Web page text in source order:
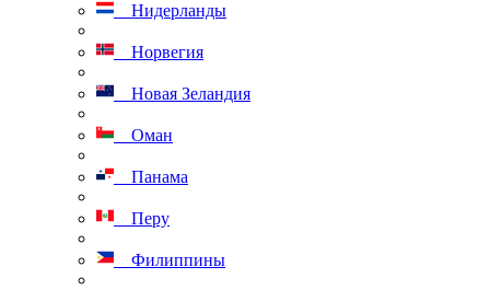
Нидерланды
Норвегия
Новая Зеландия
Оман
Панама
Перу
Филиппины